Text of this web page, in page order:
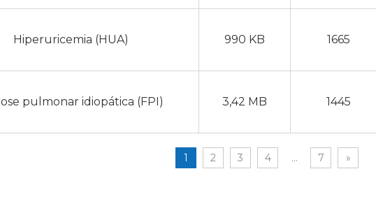
Hiperuricemia (HUA) 990 KB 1665
pulmonar idiopática (FPI) 3,42 MB 1445
1 2 3 4 ... 7 »